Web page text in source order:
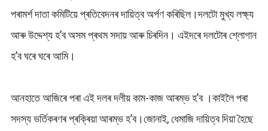
পৰামৰ্শ দাতা কমিটিয়ে প্ৰতিবেদনৰ দায়িত্ব অৰ্পণ কৰিছিল।দলটো মুখ্য লক্ষ্য
আৰু উদ্দেশ্য হ’ব অসম প্ৰথম সদায় আৰু চিৰদিন। এইদৰে দলটোৰ শ্লোগান
হ’ব ঘৰে ঘৰে আমি।
আনহাতে আজিৰে পৰা এই দলৰ দলীয় কাম-কাজ আৰম্ভ হ’ব ।কাইলৈ পৰা
সদস্য ভৰ্তিকৰণৰ প্ৰক্ৰিয়া আৰম্ভ হ’ব।জোনাই, ধেমাজি দায়িত্ব দিয়া হৈছে